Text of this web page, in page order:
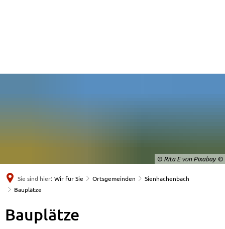
© Rita E von Pixabay
Sie sind hier: Wir für Sie Ortsgemeinden
Sienhachenbach
Bauplätze
Bauplätze
Bauplätze